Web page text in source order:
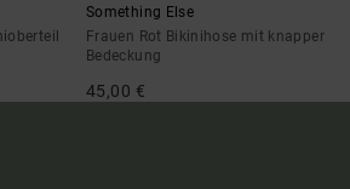
Something Else
Frauen Rot Bikinihose mit knapper
Bedeckung
45,00 €